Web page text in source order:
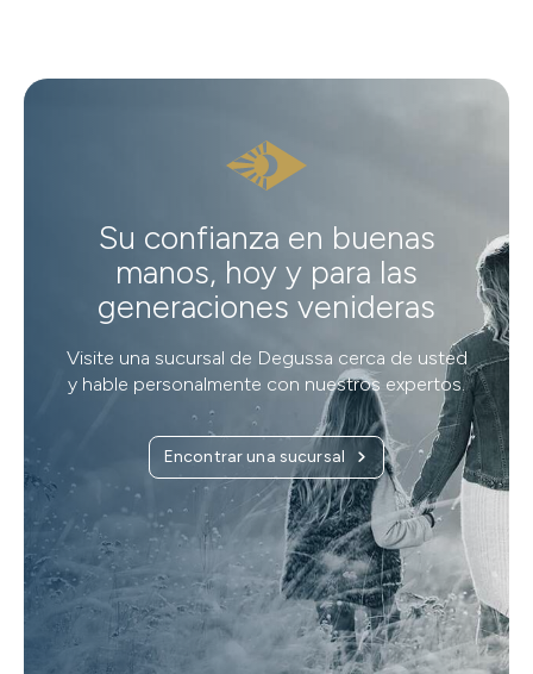
Su confianza en buenas
manos, hoy y para las
generaciones venideras
Visite una sucursal de Degussa cerca de usted
y hable personalmente con nuestros expertos.
Encontrar una sucursal